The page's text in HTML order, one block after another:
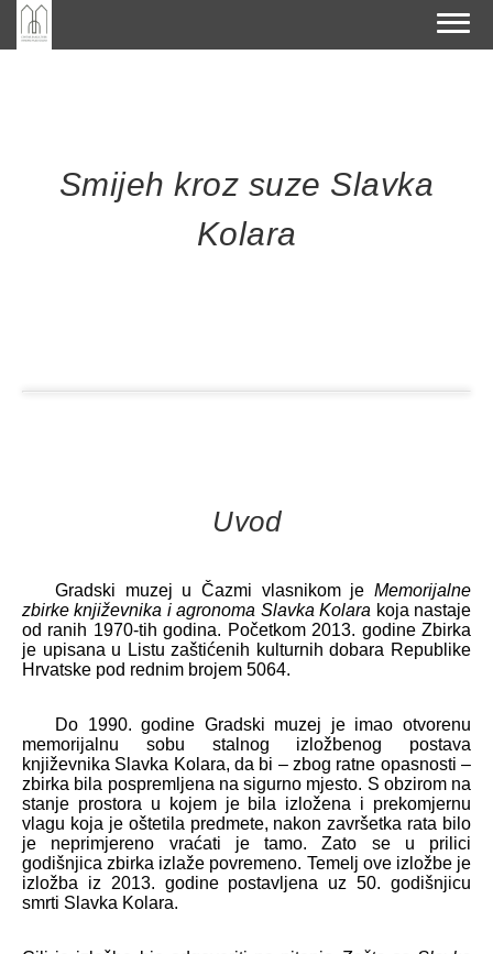
Smijeh kroz suze Slavka
Kolara
Uvod
Gradski muzej u Čazmi vlasnikom je Memorijalne
zbirke književnika i agronoma Slavka Kolara koja nastaje
od ranih 1970-tih godina. Početkom 2013. godine Zbirka
je upisana u Listu zaštićenih kulturnih dobara Republike
Hrvatske pod rednim brojem 5064.
Do 1990. godine Gradski muzej je imao otvorenu
memorijalnu sobu stalnog izložbenog postava
književnika Slavka Kolara, da bi – zbog ratne opasnosti –
zbirka bila pospremljena na sigurno mjesto. S obzirom na
stanje prostora u kojem je bila izložena i prekomjernu
vlagu koja je oštetila predmete, nakon završetka rata bilo
je neprimjereno vraćati je tamo. Zato se u prilici
godišnjica zbirka izlaže povremeno. Temelj ove izložbe je
izložba iz 2013. godine postavljena uz 50. godišnjicu
smrti Slavka Kolara.